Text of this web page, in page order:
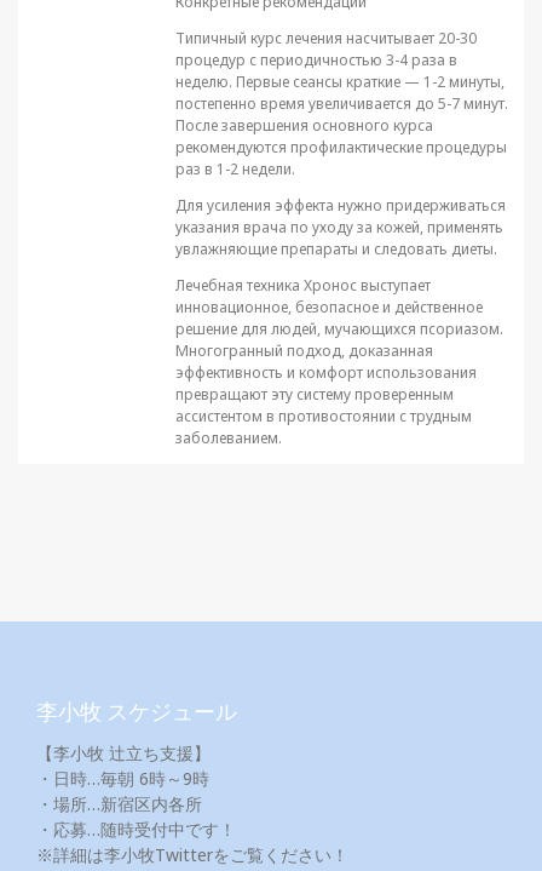
Типичный курс лечения насчитывает 20-30
процедур с периодичностью 3-4 раза в
неделю. Первые сеансы краткие — 1-2 минуты,
постепенно время увеличивается до 5-7 минут.
После завершения основного курса
рекомендуются профилактические процедуры
раз в 1-2 недели.
Для усиления эффекта нужно придерживаться
указания врача по уходу за кожей, применять
увлажняющие препараты и следовать диеты.
Лечебная техника Хронос выступает
инновационное, безопасное и действенное
решение для людей, мучающихся псориазом.
Многогранный подход, доказанная
эффективность и комфорт использования
превращают эту систему проверенным
ассистентом в противостоянии с трудным
заболеванием.
李小牧 スケジュール
【李小牧 辻立ち支援】
・日時…毎朝 6時～9時
・場所…新宿区内各所
・応募…随時受付中です！
※詳細は李小牧Twitterをご覧ください！